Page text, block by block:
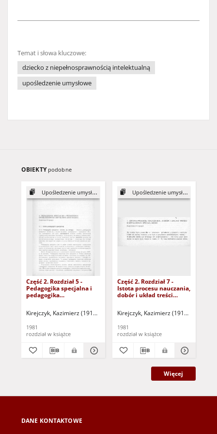
Temat i słowa kluczowe:
dziecko z niepełnosprawnością intelektualną
upośledzenie umysłowe
OBIEKTY podobne
Upośledzenie umysłowe
Część 2. Rozdział 5 -
Pedagogika specjalna i
pedagogika
(dokument dostępny po
osób z dysfunkcją
wzroku)
Kirejczyk, Kazimierz (1910-1986) Kirejczyk, Kazimierz (1910-1986) -
1981
rozdział w książce
Upośledzenie umysłowe
Część 2. Rozdział 7 -
Istota procesu nauczania,
dobór i układ treści
zalogowaniu tylko dla
wzroku)
Kirejczyk, Kazimierz (1910-1986)
1981
rozdział w książce
Więcej
DANE KONTAKTOWE